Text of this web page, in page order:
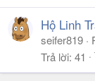
Hộ Linh
seifer819
Trả lời 41